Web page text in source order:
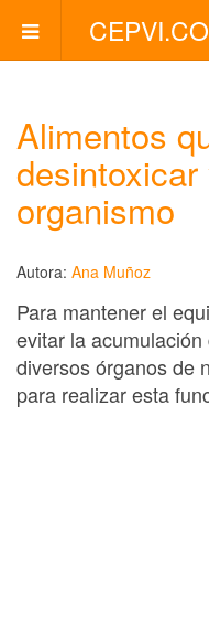
Alimentos
organismo
Autora: Ana Muñoz
Para mantener el
evitar la
diversos órganos de
para realizar esta